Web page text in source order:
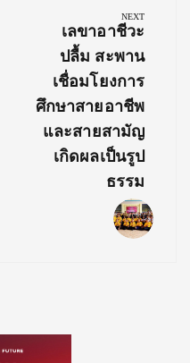
NEXT
Next
Post:
เลขาอาชีวะ
ปลื้ม สะพาน
เชื่อมโยงการ
ศึกษาสายอาชีพ
และสายสามัญ
เกิดผลเป็นรูป
ธรรม